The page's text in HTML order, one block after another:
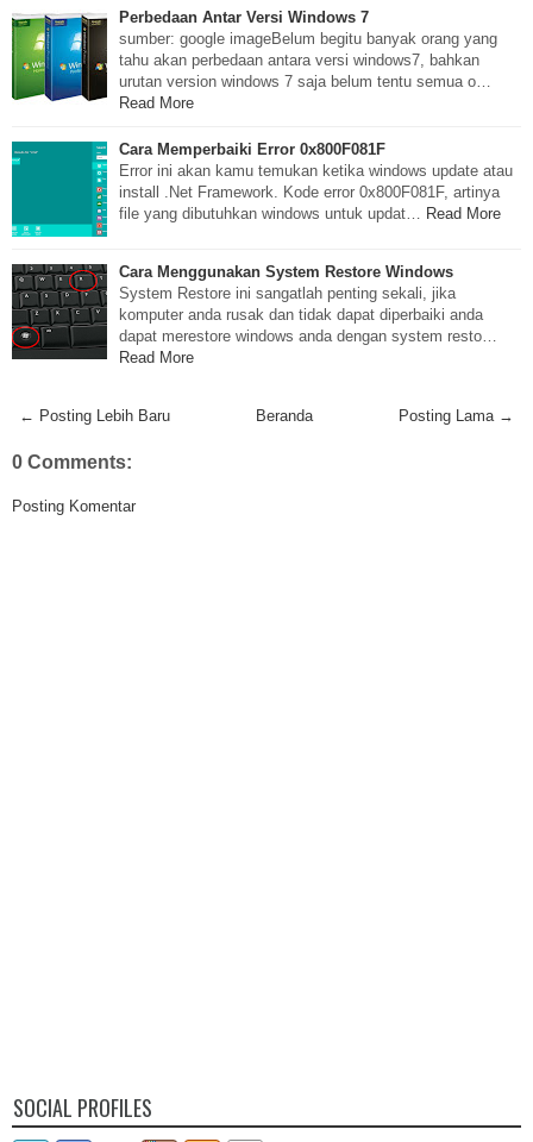
Perbedaan Antar Versi Windows 7
sumber: google imageBelum begitu banyak orang yang
tahu akan perbedaan antara versi windows7, bahkan
urutan version windows 7 saja belum tentu semua o…
Read More
Cara Memperbaiki Error 0x800F081F
Error ini akan kamu temukan ketika windows update atau
install .Net Framework. Kode error 0x800F081F, artinya
file yang dibutuhkan windows untuk updat…
Read More
Cara Menggunakan System Restore Windows
System Restore ini sangatlah penting sekali, jika
komputer anda rusak dan tidak dapat diperbaiki anda
dapat merestore windows anda dengan system resto…
Read More
← Posting Lebih Baru Posting Lama →
Beranda
0 Comments:
Posting Komentar
SOCIAL PROFILES